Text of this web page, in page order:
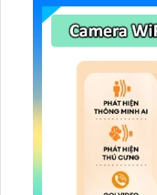
thẻ microSD lên